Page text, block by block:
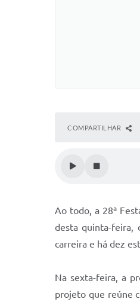
COMPARTILHAR
Ao todo, a 28ª
desta quinta-feira,
carreira e há dez
Na sexta-feira, a
projeto que reúne